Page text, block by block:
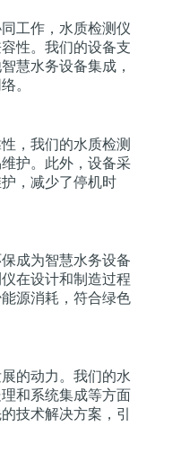
工作，水质检测仪
性。我们的设备支
慧水务设备集成，
。
，我们的水质检测
护。此外，设备采
，减少了停机时
成为智慧水务设备
在设计和制造过程
源消耗，符合绿色
的动力。我们的水
和系统集成等方面
技术解决方案，引